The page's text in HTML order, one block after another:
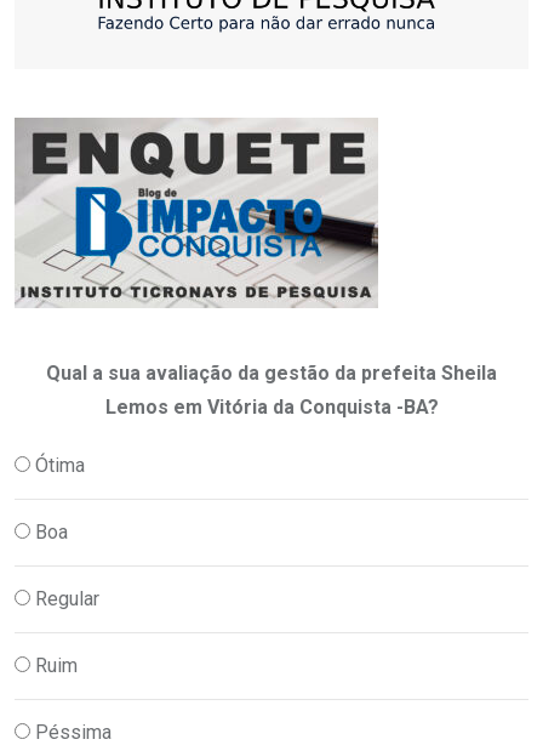
Qual a sua avaliação da gestão da prefeita Sheila
Lemos em Vitória da Conquista -BA?
Ótima
Boa
Regular
Ruim
Péssima